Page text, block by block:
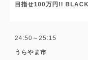
目指せ100万円!!
24:50～25:15
うらやま市